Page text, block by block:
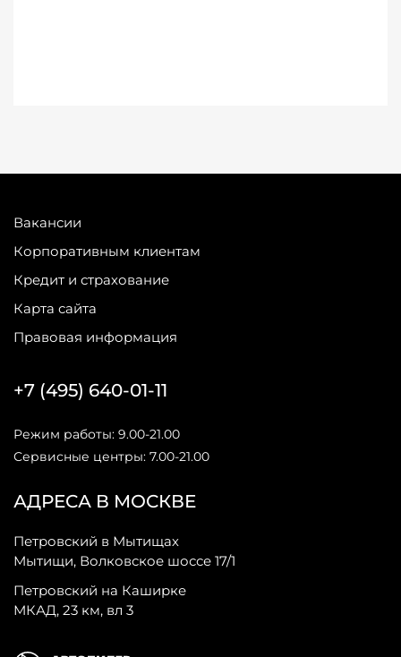
Вакансии
Корпоративным клиентам
Кредит и страхование
Карта сайта
Правовая информация
АДРЕСА В МОСКВЕ
Петровский в Мытищах
Мытищи, Волковское шоссе 17/1
Петровский на Каширке
МКАД, 23 км, вл 3
+7 (495) 640-01-11
Режим работы: 9.00-21.00
Сервисные центры: 7.00-21.00